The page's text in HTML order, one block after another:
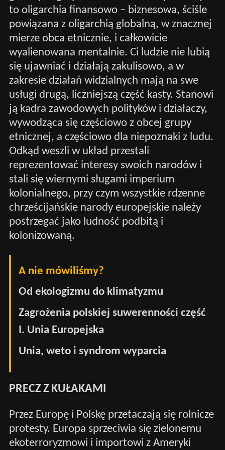
to oligarchia finansowo – biznesowa, ściśle
powiązana z oligarchią globalną, w znacznej
mierze obca etnicznie, i całkowicie
wyalienowana mentalnie. Ci ludzie nie lubią
się ujawniać i działają zakulisowo, a w
zakresie działań widzialnych mają na swe
usługi drugą, liczniejszą część kasty. Stanowi
ją kadra zawodowych polityków i działaczy,
wywodząca się częściowo z obcej grupy
etnicznej, a częściowo dla niepoznaki z ludu.
Odkąd weszli w układ przestali
reprezentować interesy swoich narodów i
stali się wiernymi sługami imperium
kolonialnego, przy czym wszystkie rdzenne
chrześcijańskie narody europejskie należy
postrzegać jako ludność podbitą i
kolonizowaną.
A nie mówiliśmy?
Od ekologizmu do klimatyzmu
Zagrożenia polskiej suwerenności część
I. Unia Europejska
Unia, weto i syndrom wyparcia
PRECZ Z KUŁAKAMI
Przez Europę i Polskę przetaczają się rolnicze
protesty. Europa sprzeciwia się zielonemu
ekoterroryzmowi i importowi z Ameryki